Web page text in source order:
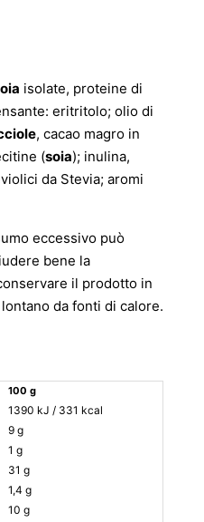
isolate, proteine di
eritritolo; olio di
, cacao magro in
(soia); inulina,
da Stevia; aromi
eccessivo può
bene la
il prodotto in
da fonti di calore.
100 g
1390 kJ / 331 kcal
9 g
1 g
31 g
1,4 g
10 g